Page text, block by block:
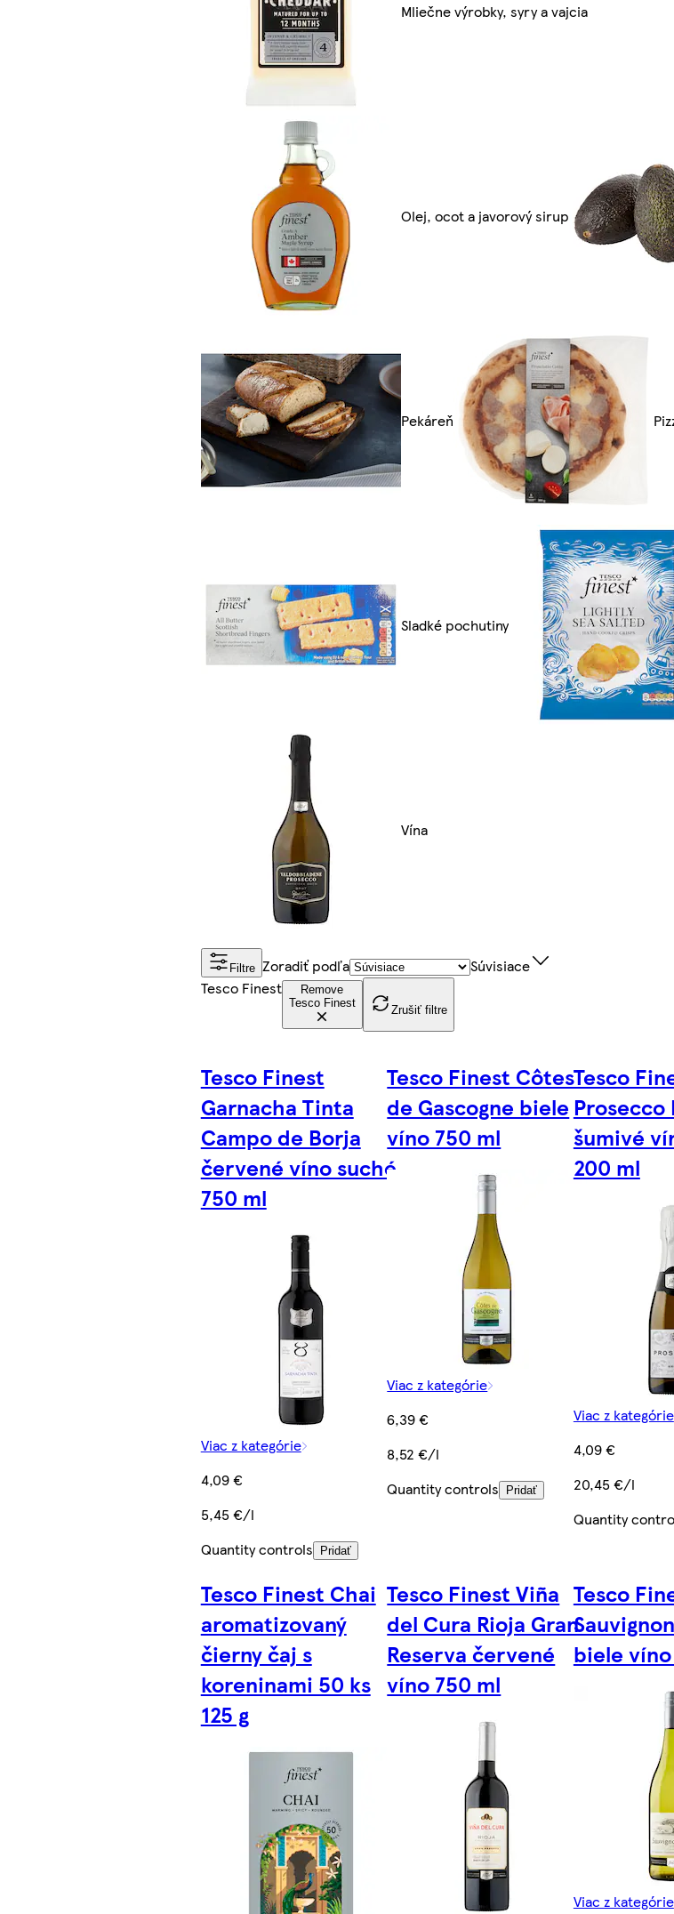
Mliečne výrobky, syry a vajcia
Olej, ocot a javorový sirup
Pekáreň
Sladké pochutiny
Vína
Filtre Zoradiť podľa Súvisiace
Tesco Finest
Remove
Tesco Finest
Zrušiť filtre
Tesco Finest
Garnacha Tinta
Campo de Borja
červené víno suché
750 ml
Viac z kategórie
4,09 €
5,45 €/l
Quantity controls
Pridať
Tesco Finest Côtes
de Gascogne biele
víno 750 ml
Viac z kategórie
6,39 €
8,52 €/l
Quantity controls
Pridať
Tesco
Prosecco
šumivé
200 ml
Viac z kategórie
4,09 €
20,45 €/l
Quantity
Tesco Finest Chai
aromatizovaný
čierny čaj s
koreninami 50 ks
125 g
Tesco Finest Viña
del Cura Rioja Gran
Reserva červené
víno 750 ml
Tesco
biele
Viac z kategórie